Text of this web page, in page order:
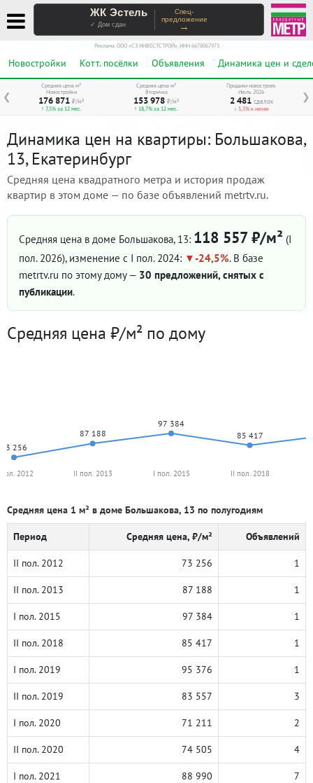
ЖК Эстель
✓ Дом сдан
Спец-
предложение
→
Реклама. ООО «СЗ ИНВЕСТСТРОЙ», ИНН 6678067973
Новостройки Котт. посёлки Объявления Динамика цен и
❮ ❯
Средняя цена м²
Новостройки
176 871 ₽/м²
↑ 7,5% за 12 мес.
Средняя цена м²
Вторичка
153 978 ₽/м²
↑ 18,7% за 12 мес.
Продажи новостроек
Июль 2026
2 481 сделок
↓ 5,3% к июню
Динамика цен на квартиры: Большакова,
13, Екатеринбург
Средняя цена квадратного метра и история продаж
квартир в этом доме — по базе объявлений metrtv.ru.
Средняя цена в доме Большакова, 13: 118 557 ₽/м² (I
пол. 2026), изменение с I пол. 2024: -24,5%. В базе
metrtv.ru по этому дому — 30 предложений, снятых с
публикации.
Средняя цена ₽/м² по дому
73 256
87 188
97 384
85 417
2012 II пол. 2013 I пол. 2015 II пол. 2018
Средняя цена 1 м² в доме Большакова, 13 по полугодиям
Период Средняя цена, ₽/м² Объявлений
II пол. 2012 73 256 1
II пол. 2013 87 188 1
I пол. 2015 97 384 1
II пол. 2018 85 417 1
I пол. 2019 95 376 1
II пол. 2019 83 557 3
I пол. 2020 71 211 2
II пол. 2020 74 505 4
I пол. 2021 88 990 7